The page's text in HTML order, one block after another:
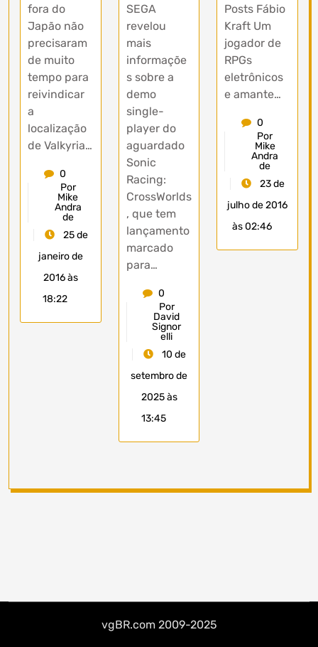
fora do
Japão não
precisaram
de muito
tempo para
reivindicar
a
localização
de Valkyria…
0
Por
Mike
Andra
de
25 de
janeiro de
2016 às
18:22
SEGA
revelou
mais
informaçõe
s sobre a
demo
single-
player do
aguardado
Sonic
Racing:
CrossWorlds
, que tem
lançamento
marcado
para…
0
Por
David
Signor
elli
10 de
setembro de
2025 às
13:45
Posts Fábio
Kraft Um
jogador de
RPGs
eletrônicos
e amante…
0
Por
Mike
Andra
de
23 de
julho de 2016
às 02:46
vgBR.com 2009-2025